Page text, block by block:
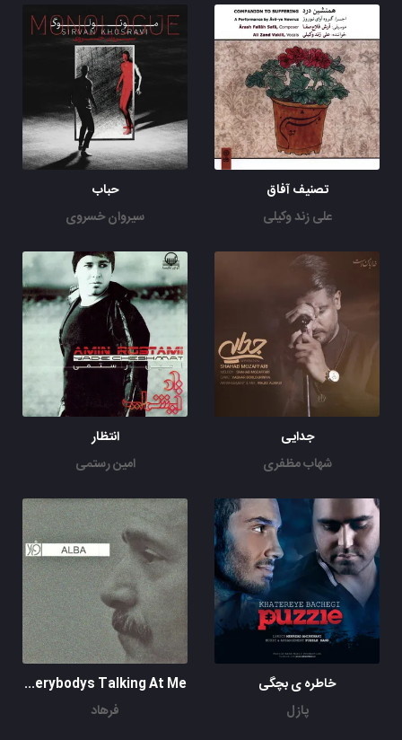
تصنیف آفاق
علی زند وکیلی
حباب
سیروان خسروی
جدایی
شهاب مظفری
انتظار
امین رستمی
خاطره ی بچگی
پازل
Everybodys Talking At Me
فرهاد